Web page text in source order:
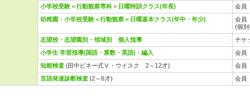
小学校受験＜行動観察専科＞日曜特訓クラス(年長)
会
幼稚園・小学校受験＜行動観察＞日曜基本クラス(年中・年少)
会
(個
志望校・志望園別・領域別 個人指導
チケ
小学生 学習指導(国語・算数・英語)・編入
会員
知能検査 (田中ビネー式Ⅴ・ウイスク 2～12才)
会
言語発達診断検査 (2～6才) 会